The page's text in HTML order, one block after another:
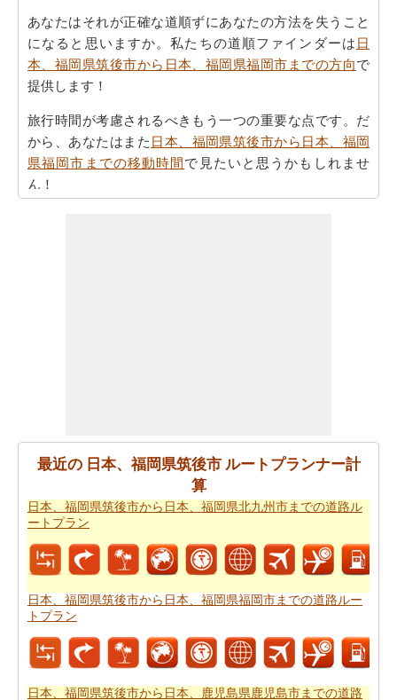
あなたはそれが正確な道順ずにあなたの方法を失うこと
になると思いますか。私たちの道順ファインダーは 日
本、福岡県筑後市から日本、福岡県福岡市までの方向で
提供します！
旅行時間が考慮されるべきもう一つの重要な点です。だ
から、あなたはまた 日本、福岡県筑後市から日本、福岡
県福岡市までの移動時間で見たいと思うかもしれませ
ん！
あなたは旅に時間の制約を持っていますか。 の場合、あ
なたは非常によくあなたの時間を管理しなければならな
いし、これのためにあなたは日本、福岡県筑後市から日
本、福岡県福岡市までの飛行時間
ります。
あなたのルートを得ることが計画された後、あなたの旅
のために駆動するためのコストの公正な見積もりを有す
ることが重要です。あなたはこの旅費計算機を使用して
日本、福岡県筑後市から日本、福岡県福岡市までの旅行
の費用 を得ることができます。
最近の 日本、福岡県筑後市 ルートプランナー計
算
日本、福岡県筑後市から日本、福岡県北九州市までの道路ル
ートプラン
日本、福岡県筑後市から日本、福岡県福岡市までの道路ルー
トプラン
日本、福岡県筑後市から日本、鹿児島県鹿児島市までの道路